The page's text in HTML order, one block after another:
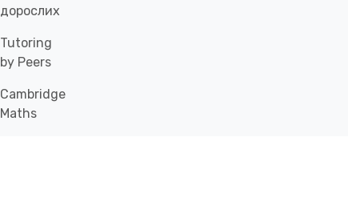
дорослих
Tutoring
by Peers
Cambridge
Maths